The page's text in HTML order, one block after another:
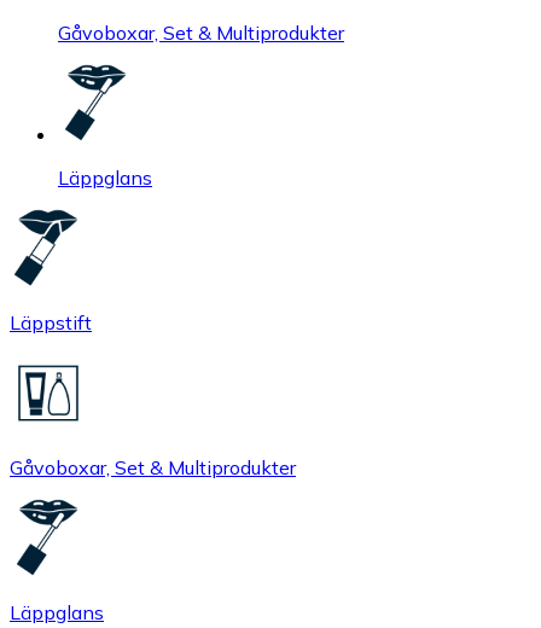
Gåvoboxar, Set & Multiprodukter
Läppglans
Läppstift
Gåvoboxar, Set & Multiprodukter
Läppglans